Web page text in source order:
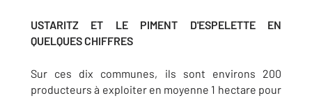
USTARITZ ET LE PIMENT D'ESPELETTE EN
QUELQUES CHIFFRES
Sur ces dix communes, ils sont environs 200
producteurs à exploiter en moyenne 1 hectare pour